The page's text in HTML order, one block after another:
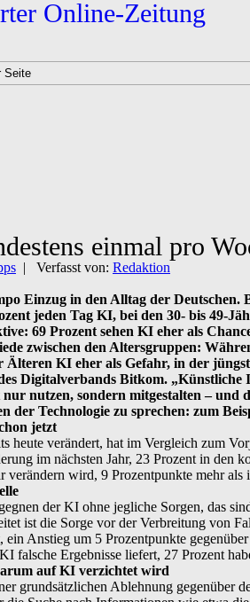
Online-Zeitung
einmal pro
| Verfasst von: Redaktion
Einzug in den Alltag der
jeden Tag KI, bei den 30- bis 49-
69 Prozent sehen KI eher als
zwischen den Altersgruppen:
KI eher als Gefahr, in der
Digitalverbands Bitkom.
nutzen, sondern mitgestalten –
der Technologie zu sprechen: zum
jetzt
heute verändert, hat im Vergleich zum
im nächsten Jahr, 23 Prozent in
verändern wird, 9 Prozentpunkte mehr
der KI ohne jegliche Sorgen, das
ist die Sorge vor der Verbreitung von
Anstieg um 5 Prozentpunkte
falsche Ergebnisse liefert, 27 Prozent
auf KI verzichtet wird
grundsätzlichen Ablehnung